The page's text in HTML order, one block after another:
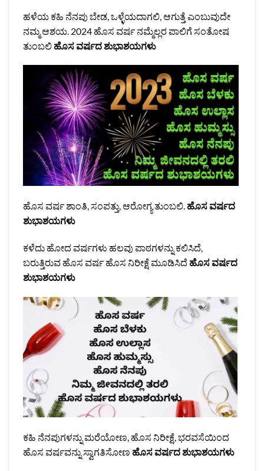
ಹಳೆಯ ಕಹಿ ನೆನಪು ಬೇಡ, ಒಳ್ಳೆಯದಾಗಲಿ, ಆಗುತ್ತೆ ಎಂಬುವುದೇ
ನಮ್ಮ ಆಶಯ. 2024 ಹೊಸ ವರ್ಷ ನಮ್ಮೆಲ್ಲರ ಪಾಲಿಗೆ ಸಂತೋಷ
ತುಂಬಲಿಹೊಸ ವರ್ಷದ ಶುಭಾಶಯಗಳು
ಹೊಸ ವರ್ಷ ಶಾಂತಿ, ಸಂಪತ್ತು, ಆರೋಗ್ಯ ತುಂಬಲಿ.ಹೊಸ ವರ್ಷದ
ಶುಭಾಶಯಗಳು
ಕಳೆದು ಹೋದ ವರ್ಷಗಳು ಹಲವು ಪಾಠಗಳನ್ನು ಕಲಿಸಿದೆ,
ಬರುತ್ತಿರುವ ಹೊಸ ವರ್ಷ ಹೊಸ ನಿರೀಕ್ಷೆ ಮೂಡಿಸಿದೆ ಹೊಸ ವರ್ಷದ
ಶುಭಾಶಯಗಳು
ಕಹಿ ನೆನಪುಗಳನ್ನು ಮರೆಯೋಣ, ಹೊಸ ನಿರೀಕ್ಷೆ, ಭರವಸೆಯಿಂದ
ಹೊಸ ವರ್ಷವನ್ನು ಸ್ವಾಗತಿಸೋಣ ಹೊಸ ವರ್ಷದ ಶುಭಾಶಯಗಳು